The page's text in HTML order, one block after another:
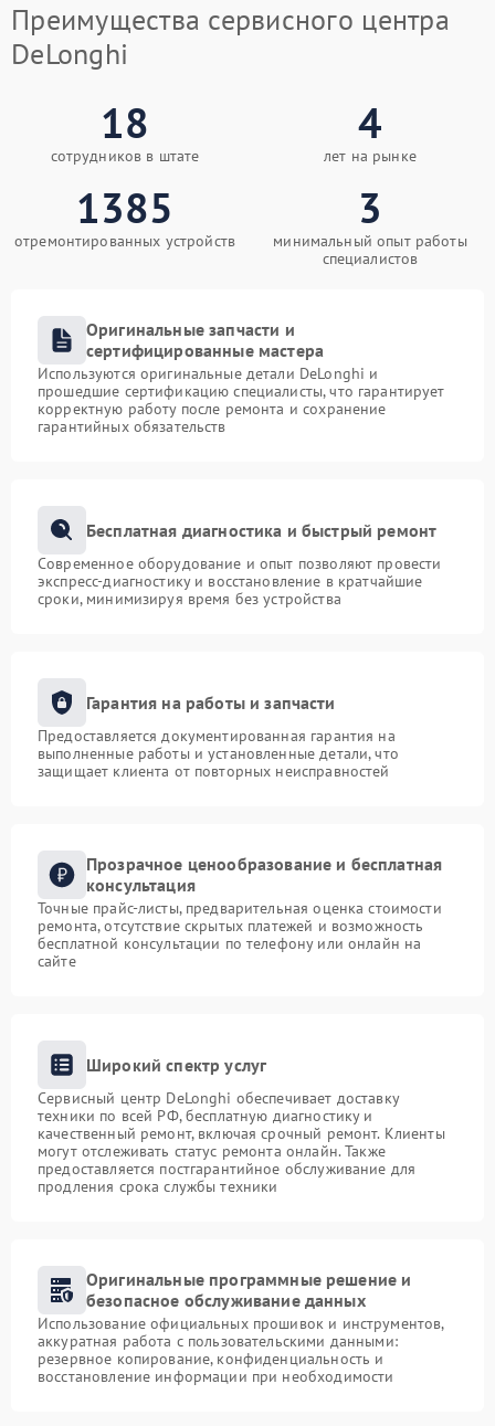
Преимущества сервисного центра
DeLonghi
18
сотрудников в штате
4
лет на рынке
1385
отремонтированных устройств
3
минимальный опыт работы
специалистов
Оригинальные запчасти и
сертифицированные мастера
Используются оригинальные детали DeLonghi и
прошедшие сертификацию специалисты, что гарантирует
корректную работу после ремонта и сохранение
гарантийных обязательств
Бесплатная диагностика и быстрый ремонт
Современное оборудование и опыт позволяют провести
экспресс-диагностику и восстановление в кратчайшие
сроки, минимизируя время без устройства
Гарантия на работы и запчасти
Предоставляется документированная гарантия на
выполненные работы и установленные детали, что
защищает клиента от повторных неисправностей
Прозрачное ценообразование и бесплатная
консультация
Точные прайс-листы, предварительная оценка стоимости
ремонта, отсутствие скрытых платежей и возможность
бесплатной консультации по телефону или онлайн на
сайте
Широкий спектр услуг
Сервисный центр DeLonghi обеспечивает доставку
техники по всей РФ, бесплатную диагностику и
качественный ремонт, включая срочный ремонт. Клиенты
могут отслеживать статус ремонта онлайн. Также
предоставляется постгарантийное обслуживание для
продления срока службы техники
Оригинальные программные решение и
безопасное обслуживание данных
Использование официальных прошивок и инструментов,
аккуратная работа с пользовательскими данными:
резервное копирование, конфиденциальность и
восстановление информации при необходимости